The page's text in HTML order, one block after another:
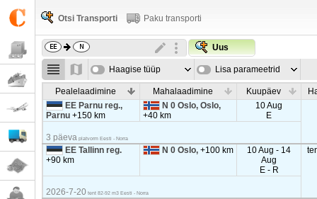
Otsi Transporti Paku transporti
Uus
Haagise tüüp Lisa parameetrid
Pealelaadimine Mahalaadimine Kuupäev
EE Parnu reg.,
Parnu+150 km
N 0 Oslo, Oslo,
+40 km
10 Aug
E
3 päeva platvorm Eesti - Norra
EE Tallinn reg.
+90 km
N 0 Oslo,+100 km
10 Aug - 14
Aug
E - R
2026-7-20 tent 82-92 m3 Eesti - Norra